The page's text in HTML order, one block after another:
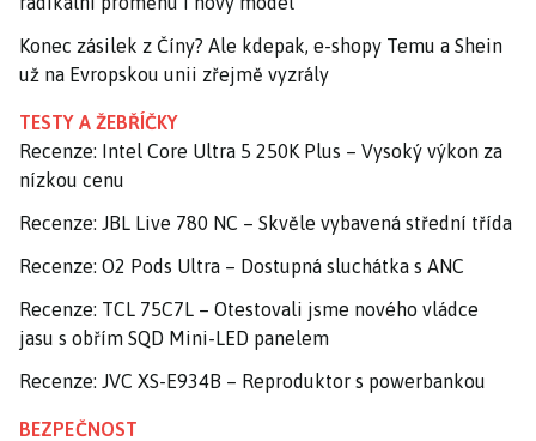
Konec zásilek z Číny? Ale kdepak, e-shopy Temu a Shein
už na Evropskou unii zřejmě vyzrály
TESTY A ŽEBŘÍČKY
Recenze: Intel Core Ultra 5 250K Plus – Vysoký výkon za
nízkou cenu
Recenze: JBL Live 780 NC – Skvěle vybavená střední třída
Recenze: O2 Pods Ultra – Dostupná sluchátka s ANC
Recenze: TCL 75C7L – Otestovali jsme nového vládce
jasu s obřím SQD Mini-LED panelem
Recenze: JVC XS-E934B – Reproduktor s powerbankou
BEZPEČNOST